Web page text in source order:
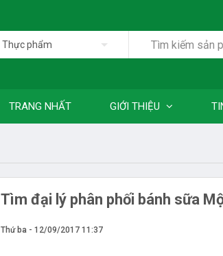
Thực phẩm
TRANG NHẤT GIỚI THIỆU
Tìm đại lý phân phối bánh sữa
Thứ ba - 12/09/2017 11:37